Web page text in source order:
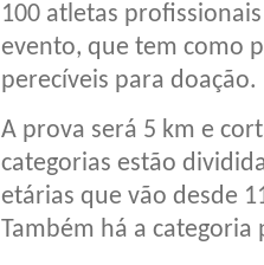
100 atletas
evento, que tem como
perecíveis para doação.
A prova será 5 km e
categorias estão
etárias que vão desde
Também há a categoria